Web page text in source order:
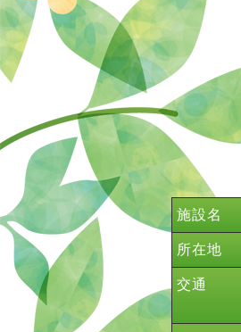
施設名
所在地
交通